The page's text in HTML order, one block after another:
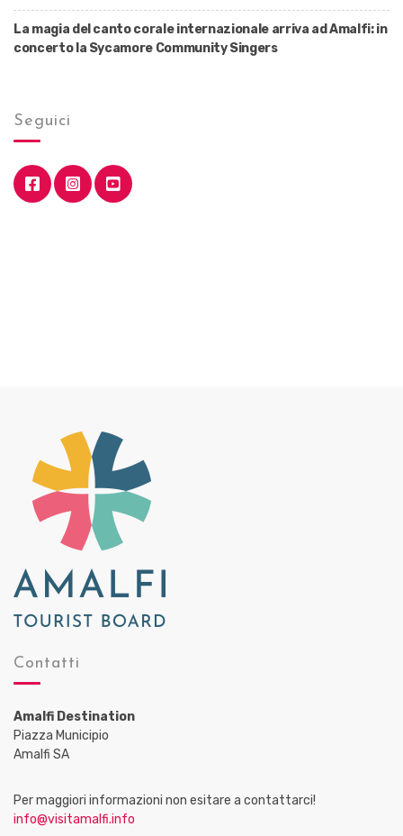
La magia del canto corale internazionale arriva ad Amalfi: in
concerto la Sycamore Community Singers
Seguici
Contatti
Amalfi Destination
Piazza Municipio
Amalfi SA
Per maggiori informazioni non esitare a contattarci!
info@visitamalfi.info